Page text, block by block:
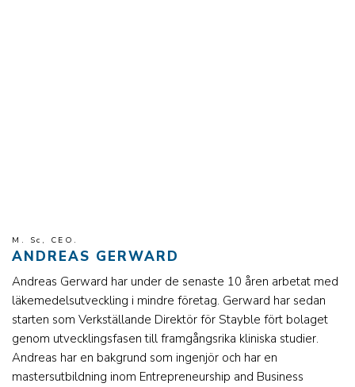
M. Sc, CEO.
ANDREAS GERWARD
Andreas Gerward har under de senaste 10 åren arbetat med
läkemedelsutveckling i mindre företag. Gerward har sedan
starten som Verkställande Direktör för Stayble fört bolaget
genom utvecklingsfasen till framgångsrika kliniska studier.
Andreas har en bakgrund som ingenjör och har en
mastersutbildning inom Entrepreneurship and Business